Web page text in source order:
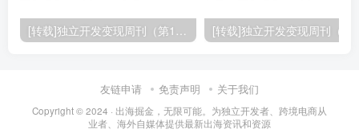
友链申请 免责声明 关于我们
Copyright © 2024 · 出海掘金，无限可能。为独立开发者、跨境电商从
业者、海外自媒体提供最新出海资讯和资源